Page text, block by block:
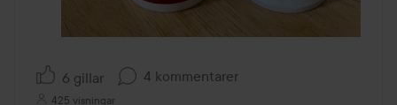
6 gillar 4 kommentarer
425 visningar